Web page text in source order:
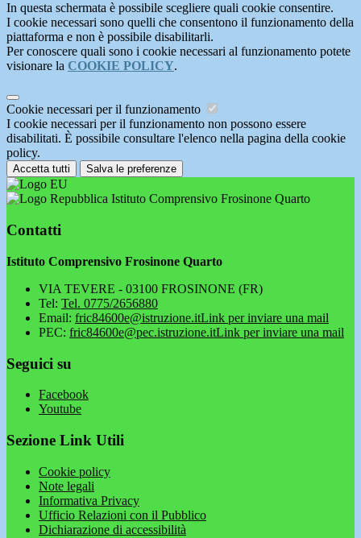
In questa schermata è possibile scegliere quali cookie consentire.
I cookie necessari sono quelli che consentono il funzionamento della
piattaforma e non è possibile disabilitarli.
Per conoscere quali sono i cookie necessari al funzionamento potete
visionare la COOKIE POLICY.
Cookie necessari per il funzionamento
I cookie necessari per il funzionamento non possono essere
disabilitati. È possibile consultare l'elenco nella pagina della cookie
policy.
Accetta tutti Salva le preferenze
Istituto Comprensivo Frosinone Quarto
Contatti
Istituto Comprensivo Frosinone Quarto
VIA TEVERE - 03100 FROSINONE (FR)
Tel: Tel. 0775/2656880
Email: fric84600e@istruzione.itLink per inviare una mail
PEC: fric84600e@pec.istruzione.itLink per inviare una mail
Seguici su
Facebook
Youtube
Sezione Link Utili
Cookie policy
Note legali
Informativa Privacy
Ufficio Relazioni con il Pubblico
Dichiarazione di accessibilità